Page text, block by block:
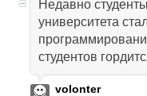
Недавно
университета
студентов
volonter